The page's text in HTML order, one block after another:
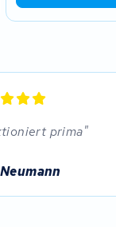
prima